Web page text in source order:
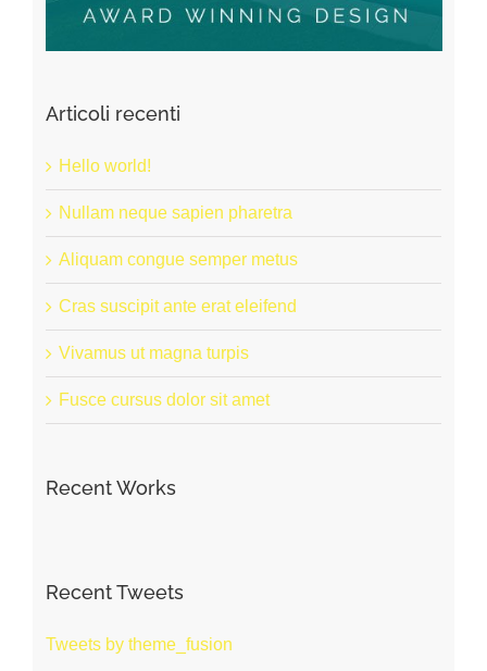
Articoli recenti
Hello world!
Nullam neque sapien pharetra
Aliquam congue semper metus
Cras suscipit ante erat eleifend
Vivamus ut magna turpis
Fusce cursus dolor sit amet
Recent Works
Recent Tweets
Tweets by theme_fusion